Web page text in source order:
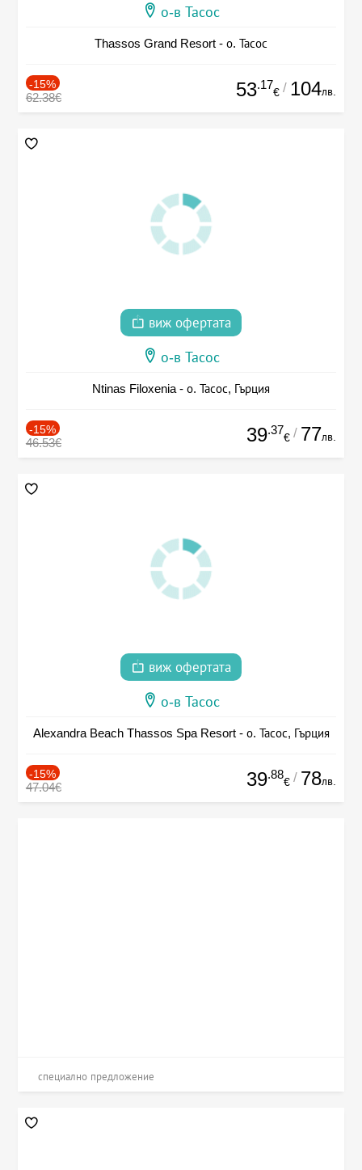
о-в Тасос
Thassos Grand Resort - о. Тасос
-15%
62.38€ 53.17
€ / 104лв.
виж офертата
о-в Тасос
Ntinas Filoxenia - о. Тасос, Гърция
-15%
46.53€ 39.37
€ / 77лв.
виж офертата
о-в Тасос
Alexandra Beach Thassos Spa Resort - о. Тасос, Гърция
-15%
47.04€ 39.88
€ / 78лв.
специално предложение